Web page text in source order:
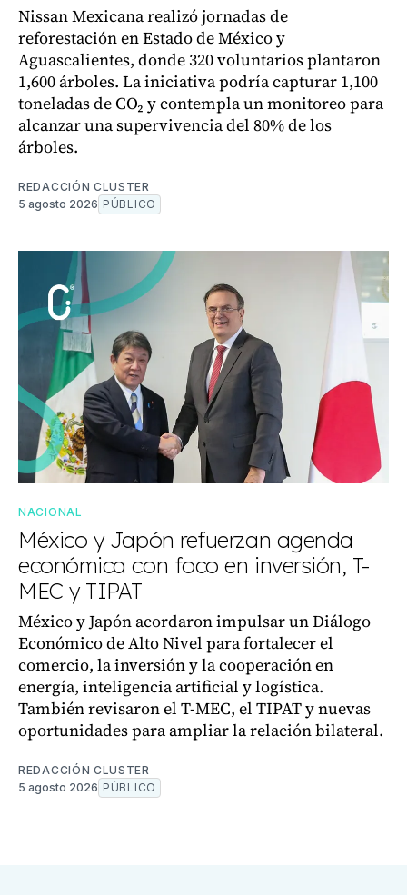
Nissan Mexicana realizó jornadas de
reforestación en Estado de México y
Aguascalientes, donde 320 voluntarios plantaron
1,600 árboles. La iniciativa podría capturar 1,100
toneladas de CO₂ y contempla un monitoreo para
alcanzar una supervivencia del 80% de los
árboles.
REDACCIÓN CLUSTER
5 agosto 2026 PÚBLICO
NACIONAL
México y Japón refuerzan agenda
económica con foco en inversión, T-
MEC y TIPAT
México y Japón acordaron impulsar un Diálogo
Económico de Alto Nivel para fortalecer el
comercio, la inversión y la cooperación en
energía, inteligencia artificial y logística.
También revisaron el T-MEC, el TIPAT y nuevas
oportunidades para ampliar la relación bilateral.
REDACCIÓN CLUSTER
5 agosto 2026 PÚBLICO